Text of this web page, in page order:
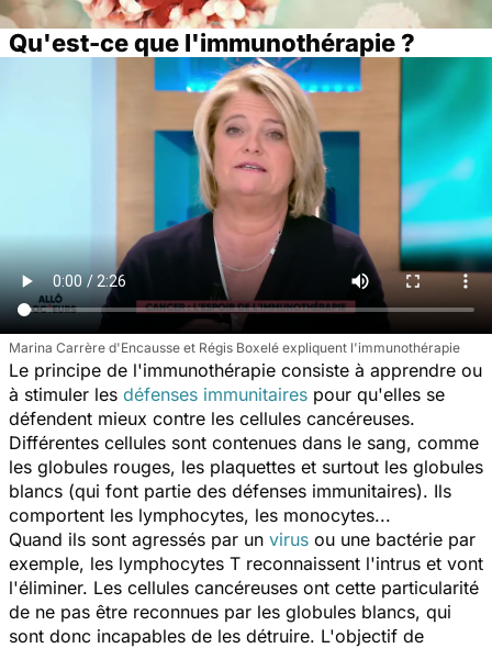
Qu'est-ce que l'immunothérapie ?
Marina Carrère d'Encausse et Régis Boxelé expliquent l'immunothérapie
Le principe de l'immunothérapie consiste à apprendre ou
à stimuler les défenses immunitaires pour qu'elles se
défendent mieux contre les cellules cancéreuses.
Différentes cellules sont contenues dans le sang, comme
les globules rouges, les plaquettes et surtout les globules
blancs (qui font partie des défenses immunitaires). Ils
comportent les lymphocytes, les monocytes...
Quand ils sont agressés par un virus ou une bactérie par
exemple, les lymphocytes T reconnaissent l'intrus et vont
l'éliminer. Les cellules cancéreuses ont cette particularité
de ne pas être reconnues par les globules blancs, qui
sont donc incapables de les détruire. L'objectif de